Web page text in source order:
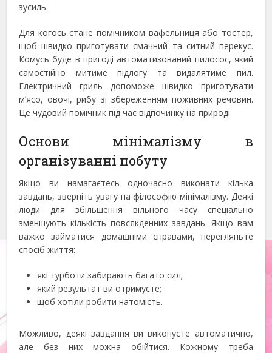
зусиль.
Для когось стане помічником вафельниця або тостер,
щоб швидко приготувати смачний та ситний перекус.
Комусь буде в пригоді автоматизований пилосос, який
самостійно митиме підлогу та видалятиме пил.
Електричний гриль допоможе швидко приготувати
м’ясо, овочі, рибу зі збереженням поживних речовин.
Це чудовий помічник під час відпочинку на природі.
Основи мінімалізму в
організуванні побуту
Якщо ви намагаєтесь одночасно виконати кілька
завдань, зверніть увагу на філософію мінімалізму. Деякі
люди для збільшення вільного часу спеціально
зменшують кількість повсякденних завдань. Якщо вам
важко займатися домашніми справами, перегляньте
спосіб життя:
які турботи забирають багато сил;
який результат ви отримуєте;
щоб хотіли робити натомість.
Можливо, деякі завдання ви виконуєте автоматично,
але без них можна обійтися. Кожному треба